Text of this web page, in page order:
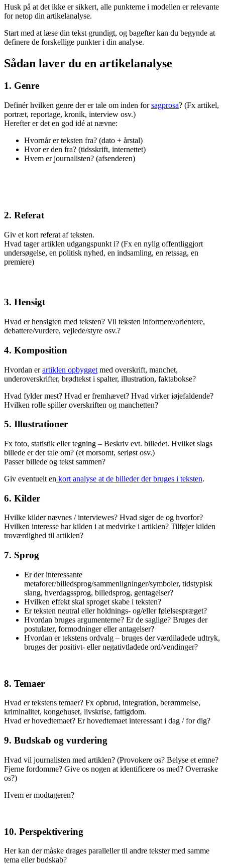
Husk på at det ikke er sikkert, alle punkterne i modellen er relevante
for netop din artikelanalyse.
Start med at læse din tekst grundigt, og bagefter kan du begynde at
definere de forskellige punkter i din analyse.
Sådan laver du en artikelanalyse
1. Genre
Definér hvilken genre der er tale om inden forsagprosa? (Fx artikel,
portræt, reportage, kronik, interview osv.)
Herefter er det en god idé at nævne:
Hvornår er teksten fra? (dato + årstal)
Hvor er den fra? (tidsskrift, internettet)
Hvem er journalisten? (afsenderen)
2. Referat
Giv et kort referat af teksten.
Hvad tager artiklen udgangspunkt i? (Fx en nylig offentliggjort
undersøgelse, en politisk nyhed, en indsamling, en retssag, en
premiere)
3. Hensigt
Hvad er hensigten med teksten? Vil teksten informere/orientere,
debattere/vurdere, vejlede/styre osv.?
4. Komposition
Hvordan erartiklen opbygget med overskrift, manchet,
underoverskrifter, brødtekst i spalter, illustration, faktabokse?
Hvad fylder mest? Hvad er fremhævet? Hvad virker iøjefaldende?
Hvilken rolle spiller overskriften og manchetten?
5. Illustrationer
Fx foto, statistik eller tegning – Beskriv evt. billedet. Hvilket slags
billede er der tale om? (et morsomt, seriøst osv.)
Passer billede og tekst sammen?
Giv eventuelt en kort analyse at de billeder der bruges i teksten.
6. Kilder
Hvilke kilder nævnes / interviewes? Hvad siger de og hvorfor?
Hvilken interesse har kilden i at medvirke i artiklen? Tilføjer kilden
troværdighed til artiklen?
7. Sprog
Er der interessante
metaforer/billedsprog/sammenligninger/symboler, tidstypisk
slang, hverdagssprog, billedsprog, gentagelser?
Hvilken effekt skal sproget skabe i teksten?
Er teksten neutral eller holdnings- og/eller følelsespræget?
Hvordan bruges argumenterne? Er de saglige? Bruges der
postulater, formodninger eller antagelser?
Hvordan er tekstens ordvalg – bruges der værdiladede udtryk,
bruges der positivt- eller negativtladede ord/vendinger?
8. Temaer
Hvad er tekstens temaer? Fx opbrud, integration, berømmelse,
kriminalitet, kongehuset, livskrise, fattigdom.
Hvad er hovedtemaet? Er hovedtemaet interessant i dag / for dig?
9. Budskab og vurdering
Hvad vil journalisten med artiklen? (Provokere os? Belyse et emne?
Fjerne fordomme? Give os nogen at identificere os med? Overraske
os?)
Hvem er modtageren?
10. Perspektivering
Her kan der måske drages paralleller til andre tekster med samme
tema eller budskab?